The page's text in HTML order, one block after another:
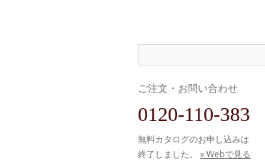
ご注文・お問い合わせ
0120-110-383
無料カタログのお申し込みは
終了しました。 » Webで見る